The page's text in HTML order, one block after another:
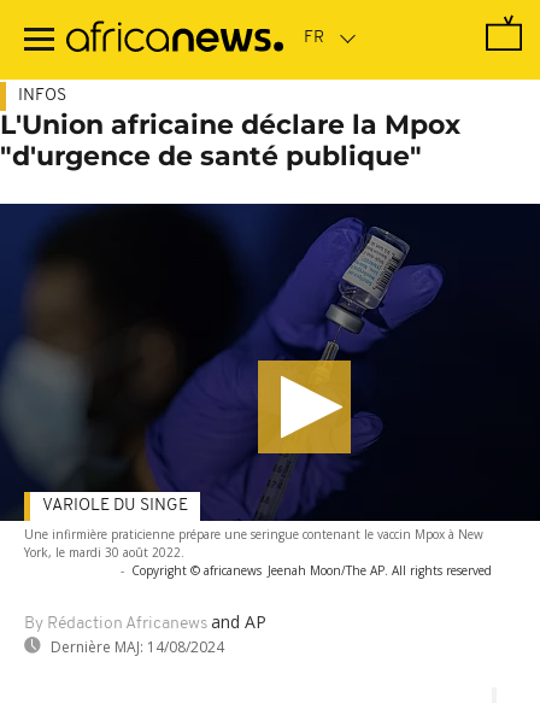
contenu
INFOS
L'Union africaine déclare la Mpox
"d'urgence de santé publique"
Une infirmière praticienne prépare une seringue contenant le vaccin Mpox à New
York, le mardi 30 août 2022.
- Copyright © africanews Jeenah Moon/The AP. All rights reserved
By Rédaction Africanews and AP
Dernière MAJ: 14/08/2024
VARIOLE DU SINGE